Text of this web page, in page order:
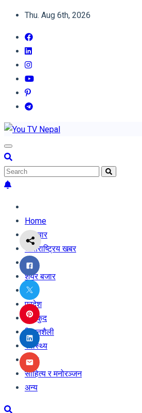
Thu. Aug 6th, 2026
You TV Nepal
News Portal
Home
समाचार
अन्तराष्ट्रिय खबर
अर्थ
शेयर बजार
टिभी
प्रदेश
खेलकुद
जिवनशैली
स्वास्थ्य
शिक्षा
साहित्य र मनोरञ्जन
अन्य